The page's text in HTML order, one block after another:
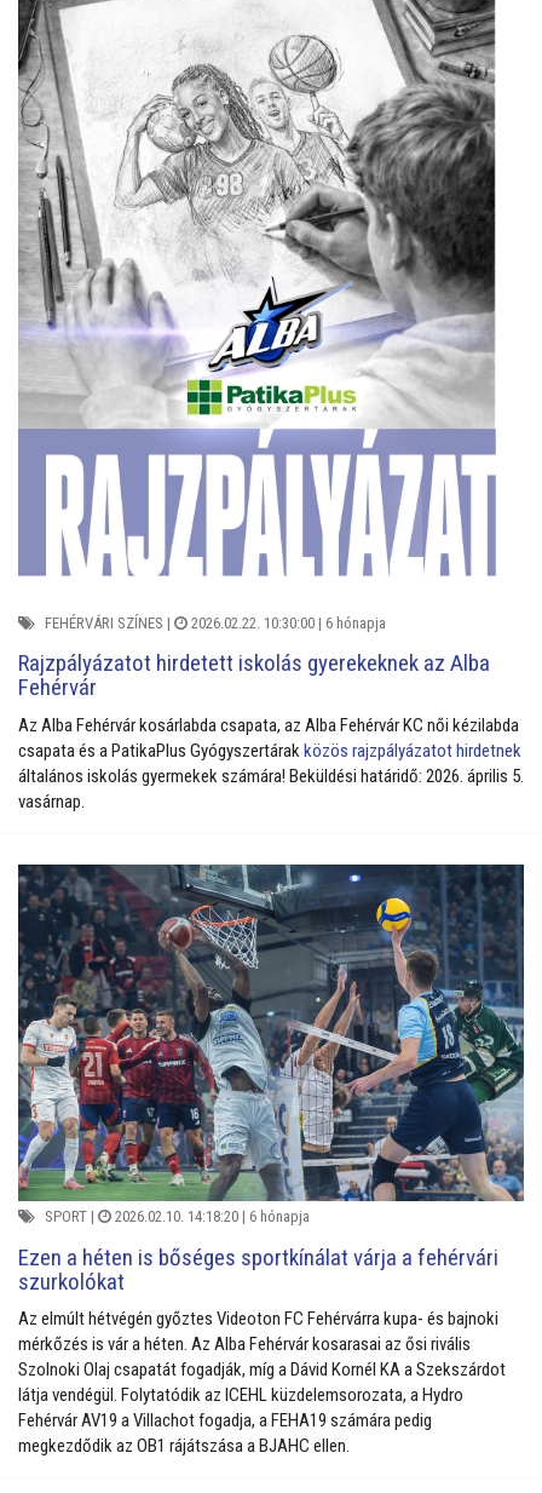
FEHÉRVÁRI SZÍNES | 2026.02.22. 10:30:00 | 6 hónapja
Rajzpályázatot hirdetett iskolás gyerekeknek az Alba
Fehérvár
Az Alba Fehérvár kosárlabda csapata, az Alba Fehérvár KC női kézilabda
csapata és a PatikaPlus Gyógyszertárak közös rajzpályázatot hirdetnek
általános iskolás gyermekek számára! Beküldési határidő: 2026. április 5.
vasárnap.
SPORT | 2026.02.10. 14:18:20 | 6 hónapja
Ezen a héten is bőséges sportkínálat várja a fehérvári
szurkolókat
Az elmúlt hétvégén győztes Videoton FC Fehérvárra kupa- és bajnoki
mérkőzés is vár a héten. Az Alba Fehérvár kosarasai az ősi rivális
Szolnoki Olaj csapatát fogadják, míg a Dávid Kornél KA a Szekszárdot
látja vendégül. Folytatódik az ICEHL küzdelemsorozata, a Hydro
Fehérvár AV19 a Villachot fogadja, a FEHA19 számára pedig
megkezdődik az OB1 rájátszása a BJAHC ellen.